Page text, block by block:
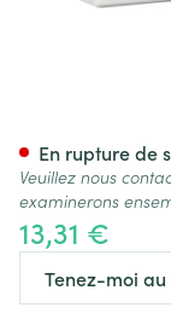
13,31 €
Tenez-moi
En rupture de
Veuillez nous
examinerons